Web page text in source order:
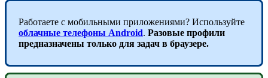
Работаете с мобильными приложениями? Используйте
облачные телефоны Android. Разовые профили
предназначены только для задач в браузере.